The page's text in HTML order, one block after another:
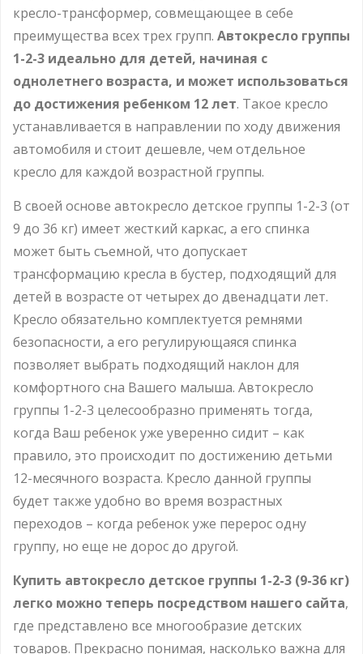
кресло-трансформер, совмещающее в себе
преимущества всех трех групп. Автокресло группы
1-2-3 идеально для детей, начиная с
однолетнего возраста, и может использоваться
до достижения ребенком 12 лет. Такое кресло
устанавливается в направлении по ходу движения
автомобиля и стоит дешевле, чем отдельное
кресло для каждой возрастной группы.
В своей основе автокресло детское группы 1-2-3 (от
9 до 36 кг) имеет жесткий каркас, а его спинка
может быть съемной, что допускает
трансформацию кресла в бустер, подходящий для
детей в возрасте от четырех до двенадцати лет.
Кресло обязательно комплектуется ремнями
безопасности, а его регулирующаяся спинка
позволяет выбрать подходящий наклон для
комфортного сна Вашего малыша. Автокресло
группы 1-2-3 целесообразно применять тогда,
когда Ваш ребенок уже уверенно сидит – как
правило, это происходит по достижению детьми
12-месячного возраста. Кресло данной группы
будет также удобно во время возрастных
переходов – когда ребенок уже перерос одну
группу, но еще не дорос до другой.
Купить автокресло детское группы 1-2-3 (9-36 кг)
легко можно теперь посредством нашего сайта,
где представлено все многообразие детских
товаров. Прекрасно понимая, насколько важна для